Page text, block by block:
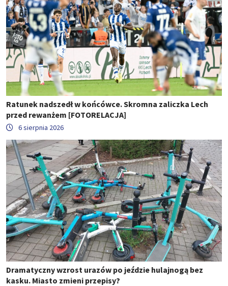
Ratunek nadszedł w końcówce. Skromna zaliczka Lech
przed rewanżem [FOTORELACJA]
6 sierpnia 2026
Dramatyczny wzrost urazów po jeździe hulajnogą bez
kasku. Miasto zmieni przepisy?